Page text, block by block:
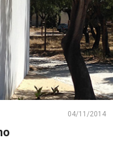
04/11/2014